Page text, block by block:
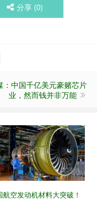
分享 (0)
：中国千亿美元豪赌芯片
业，然而钱并非万能
航空发动机材料大突破！